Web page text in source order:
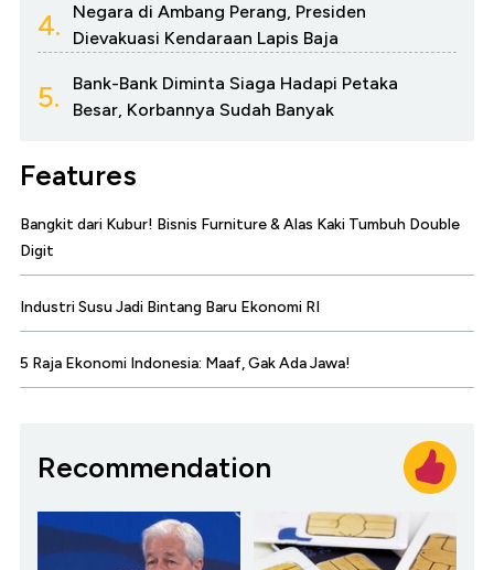
4.
Negara di Ambang Perang, Presiden
Dievakuasi Kendaraan Lapis Baja
5.
Bank-Bank Diminta Siaga Hadapi Petaka
Besar, Korbannya Sudah Banyak
Features
Bangkit dari Kubur! Bisnis Furniture & Alas Kaki Tumbuh Double
Digit
Industri Susu Jadi Bintang Baru Ekonomi RI
5 Raja Ekonomi Indonesia: Maaf, Gak Ada Jawa!
Recommendation